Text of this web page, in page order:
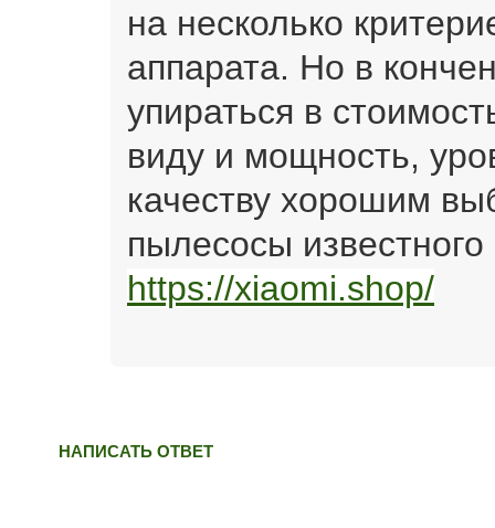
на несколько
аппарата. Но в
упираться в
виду и мощность,
качеству хорошим
пылесосы
https://xiaomi.shop/
НАПИСАТЬ ОТВЕТ